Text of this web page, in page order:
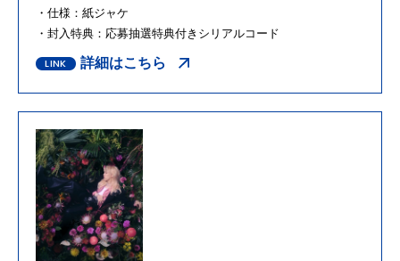
・仕様：紙ジャケ
・封入特典：応募抽選特典付きシリアルコード
詳細はこちら